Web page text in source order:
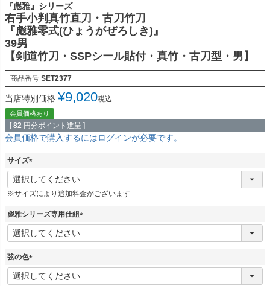
『彪雅』シリーズ
右手小判真竹直刀・古刀竹刀
『彪雅零式(ひょうがぜろしき)』
39男
【剣道竹刀・SSPシール貼付・真竹・古刀型・男】
商品番号 SET2377
当店特別価格 ¥9,020税込
会員価格あり
[ 82 円分ポイント進呈 ]
会員価格で購入するにはログインが必要です。
サイズ
(
必
須
※サイズにより追加料金がございます
彪雅シリーズ専用仕組
(
弦の色
(
必